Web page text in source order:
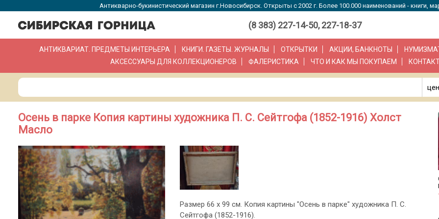
Антикварно-букинистический магазин г.Новосибирск. Открыты с 2002 г. Более 100.000 наименований - книги,
(8 383) 227-14-50, 227-18-37
АНТИКВАРИАТ. ПРЕДМЕТЫ ИНТЕРЬЕРА КНИГИ. ГАЗЕТЫ. ЖУРНАЛЫ ОТКРЫТКИ АКЦИИ, БАНКНОТЫ
АКСЕССУАРЫ ДЛЯ КОЛЛЕКЦИОНЕРОВ
ФАЛЕРИСТИКА ЧТО И КАК МЫ ПОКУПАЕМ
Осень в парке Копия картины художника П. С. Сейтгофа (1852-1916) Холст
Масло
Размер 66 х 99 см. Копия картины "Осень в парке" художника П. С.
Сейтгофа (1852-1916).